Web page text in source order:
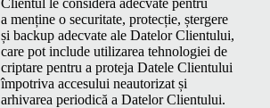
a menține o secu­ri­tate, pro­tecție, șterg­ere
și back­up adec­vate ale Datelor Clien­tu­lui,
care pot include uti­lizarea tehnolo­giei de
criptare pen­tru a pro­te­ja Datele Clien­tu­lui
împotri­va acce­su­lui neau­tor­izat și
arhivarea peri­od­ică a Datelor Clientului.